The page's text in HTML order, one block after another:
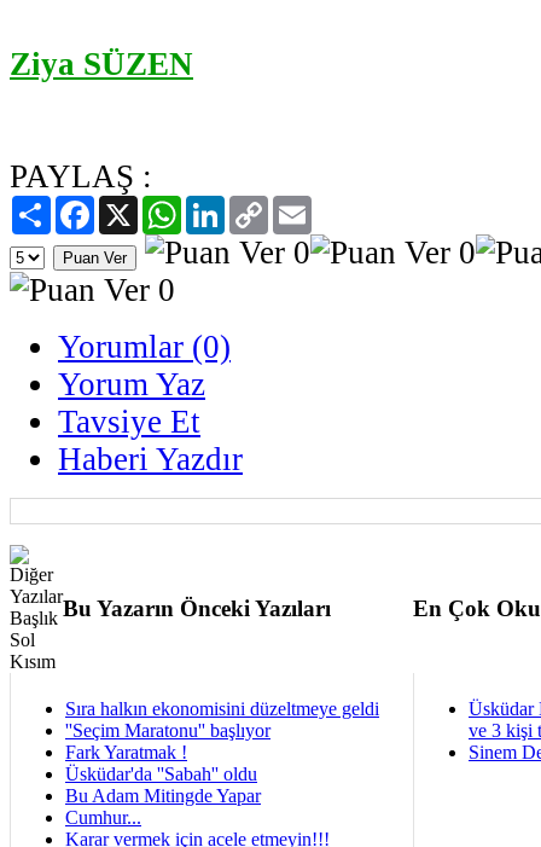
Ziya SÜZEN
PAYLAŞ :
PaylaşFacebook
X WhatsAppLinkedIn
Copy
Link
Yorumlar (0)
Yorum Yaz
Tavsiye Et
Haberi Yazdır
Bu Yazarın Önceki Yazıları En Çok
Sıra halkın ekonomisini düzeltmeye geldi
''Seçim Maratonu'' başlıyor
Fark Yaratmak !
Üsküdar'da ''Sabah'' oldu
Bu Adam Mitingde Yapar
Cumhur...
Karar vermek için acele etmeyin!!!
Üsküdar
ve 3 kişi
Sinem